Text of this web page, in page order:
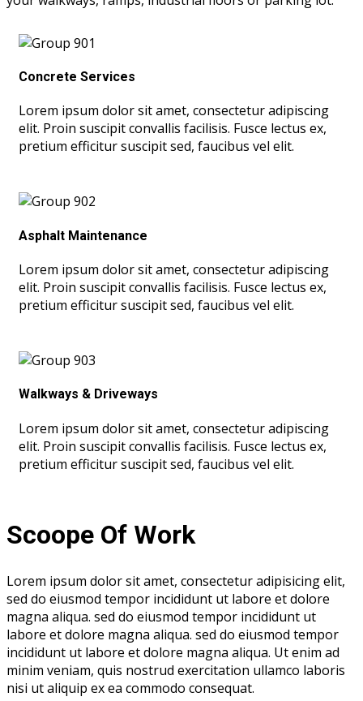
Concrete Services
Lorem ipsum dolor sit amet, consectetur adipiscing
elit. Proin suscipit convallis facilisis. Fusce lectus ex,
pretium efficitur suscipit sed, faucibus vel elit.
Asphalt Maintenance
Lorem ipsum dolor sit amet, consectetur adipiscing
elit. Proin suscipit convallis facilisis. Fusce lectus ex,
pretium efficitur suscipit sed, faucibus vel elit.
Walkways & Driveways
Lorem ipsum dolor sit amet, consectetur adipiscing
elit. Proin suscipit convallis facilisis. Fusce lectus ex,
pretium efficitur suscipit sed, faucibus vel elit.
Scoope Of Work
Lorem ipsum dolor sit amet, consectetur adipisicing elit,
sed do eiusmod tempor incididunt ut labore et dolore
magna aliqua. sed do eiusmod tempor incididunt ut
labore et dolore magna aliqua. sed do eiusmod tempor
incididunt ut labore et dolore magna aliqua. Ut enim ad
minim veniam, quis nostrud exercitation ullamco laboris
nisi ut aliquip ex ea commodo consequat.